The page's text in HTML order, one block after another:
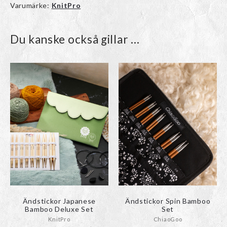
Varumärke: KnitPro
Du kanske också gillar …
Ändstickor Japanese
Bamboo Deluxe Set
KnitPro
Den
här
produkten
har
varianter.
olika
alternativen
kan
väljas
på
Ändstickor Spin Bamboo
Set
ChiaoGoo
Den
här
produkten
har
flera
varianter.
De
olika
alternativen
kan
väljas
på
produktsidan